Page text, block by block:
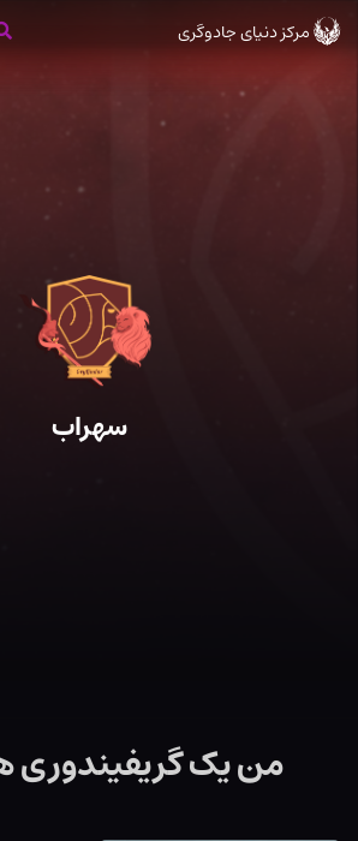
ورود
به
مرکز دنیای جادوگری
سهراب
من یک